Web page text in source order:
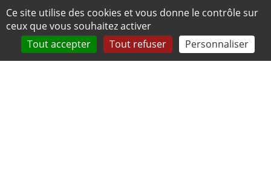
Panneau de gestion des cookies
Ce site utilise des cookies et vous donne le contrôle sur
ceux que vous souhaitez activer
Tout accepter
Tout refuser Personnaliser